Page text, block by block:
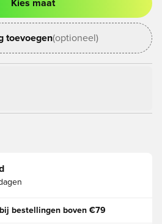
te loggen of je aan te melden als lid
Kies maat
toevoegen(optioneel)
bestellingen boven €79